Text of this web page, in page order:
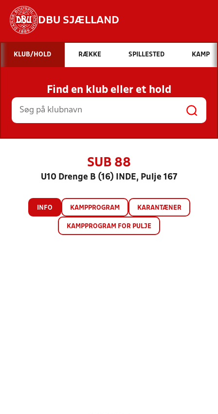
DBU SJÆLLAND
Hvad vil du søge efter?
INDHOLD OG NYHEDER
STILLINGER, RESULTATER, KLUBBER OG
HOLD
KLUB/HOLD RÆKKE SPILLESTED KAMP
Find en klub eller et hold
SUB 88
U10 Drenge B (16) INDE, Pulje 167
INFO KAMPPROGRAM KARANTÆNER
KAMPPROGRAM FOR PULJE